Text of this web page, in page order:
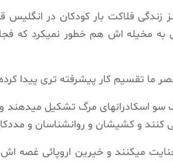
مخیله اش هم خطور نمیکرد که
ما تقسیم کار پیشرفته تری پیدا
سو اسکادرانهای مرگ تشکیل میدهند
و کشیشان و روانشناسان و
میکنند و خیرین اروپائی غصه